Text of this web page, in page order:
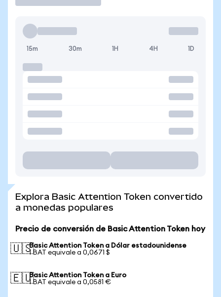
15m 30m 1H 4H 1D
Explora Basic Attention Token convertido
a monedas populares
Precio de conversión de Basic Attention Token hoy
🇺🇸Basic Attention Token a Dólar estadounidense
1 BAT equivale a 0,0671 $
🇪🇺Basic Attention Token a Euro
1 BAT equivale a 0,0581 €